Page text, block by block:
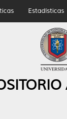
Estadísticas